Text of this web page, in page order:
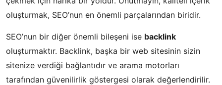
oluşturmak, SEO’nun en önemli parçalarından biridir.
SEO’nun bir diğer önemli bileşeni ise backlink
oluşturmaktır. Backlink, başka bir web sitesinin sizin
sitenize verdiği bağlantıdır ve arama motorları
tarafından güvenilirlik göstergesi olarak değerlendirilir.